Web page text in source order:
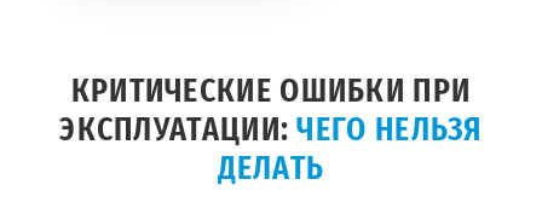
КРИТИЧЕСКИЕ ОШИБКИ ПРИ
ЭКСПЛУАТАЦИИ:ЧЕГО НЕЛЬЗЯ
ДЕЛАТЬ